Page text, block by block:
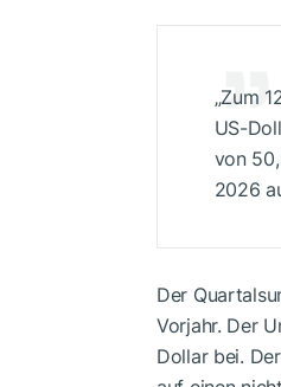
„Zum
US-
von
2026
Der
Vorjahr. Der
Dollar bei.